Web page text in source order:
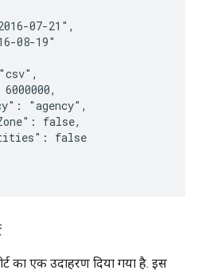
07-21",
08-19"
"agency",
false,
false
का एक उदाहरण दिया गया है. इस